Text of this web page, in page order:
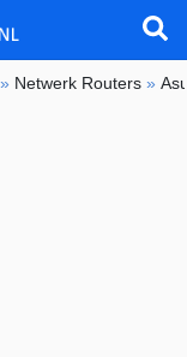
» Netwerk Routers »